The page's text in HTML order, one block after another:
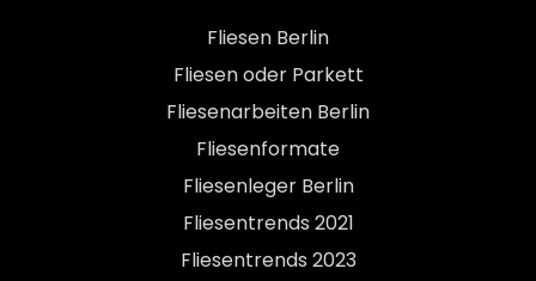
Fliesen Berlin
Fliesen oder Parkett
Fliesenarbeiten Berlin
Fliesenformate
Fliesenleger Berlin
Fliesentrends 2021
Fliesentrends 2023